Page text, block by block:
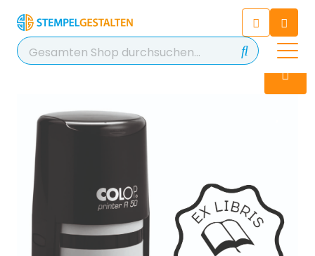
Chatten Sie 24/7 mit unserem
hilfreichen Chatbot
Kontakt
+49 2038 0480 403